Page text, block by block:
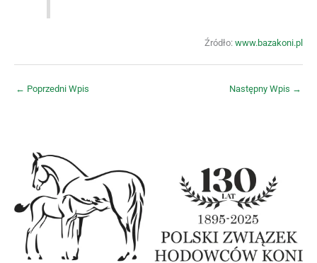
Źródło: www.bazakoni.pl
← Poprzedni Wpis Następny Wpis →